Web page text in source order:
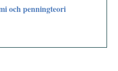
och penningteori